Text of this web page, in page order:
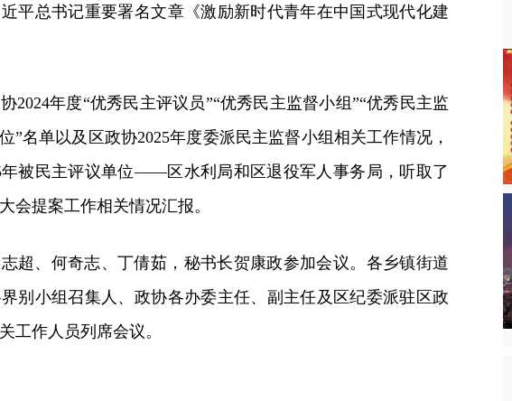
平总书记重要署名文章《激励新时代青年在中国式现代化建
2024年度“优秀民主评议员”“优秀民主监督小组”“优秀民主监
”名单以及区政协2025年度委派民主监督小组相关工作情况，
年被民主评议单位——区水利局和区退役军人事务局，听取了
会提案工作相关情况汇报。
超、何奇志、丁倩茹，秘书长贺康政参加会议。各乡镇街道
别小组召集人、政协各办委主任、副主任及区纪委派驻区政
工作人员列席会议。